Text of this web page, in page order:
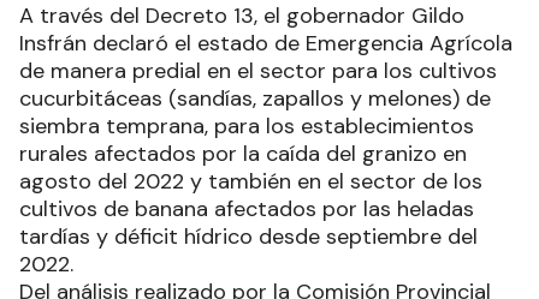
A través del Decreto 13, el gobernador Gildo
Insfrán declaró el estado de Emergencia Agrícola
de manera predial en el sector para los cultivos
cucurbitáceas (sandías, zapallos y melones) de
siembra temprana, para los establecimientos
rurales afectados por la caída del granizo en
agosto del 2022 y también en el sector de los
cultivos de banana afectados por las heladas
tardías y déficit hídrico desde septiembre del
2022.
Del análisis realizado por la Comisión Provincial